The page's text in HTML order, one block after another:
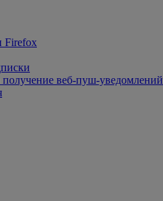
Firefox
получение веб-пуш-уведомлений